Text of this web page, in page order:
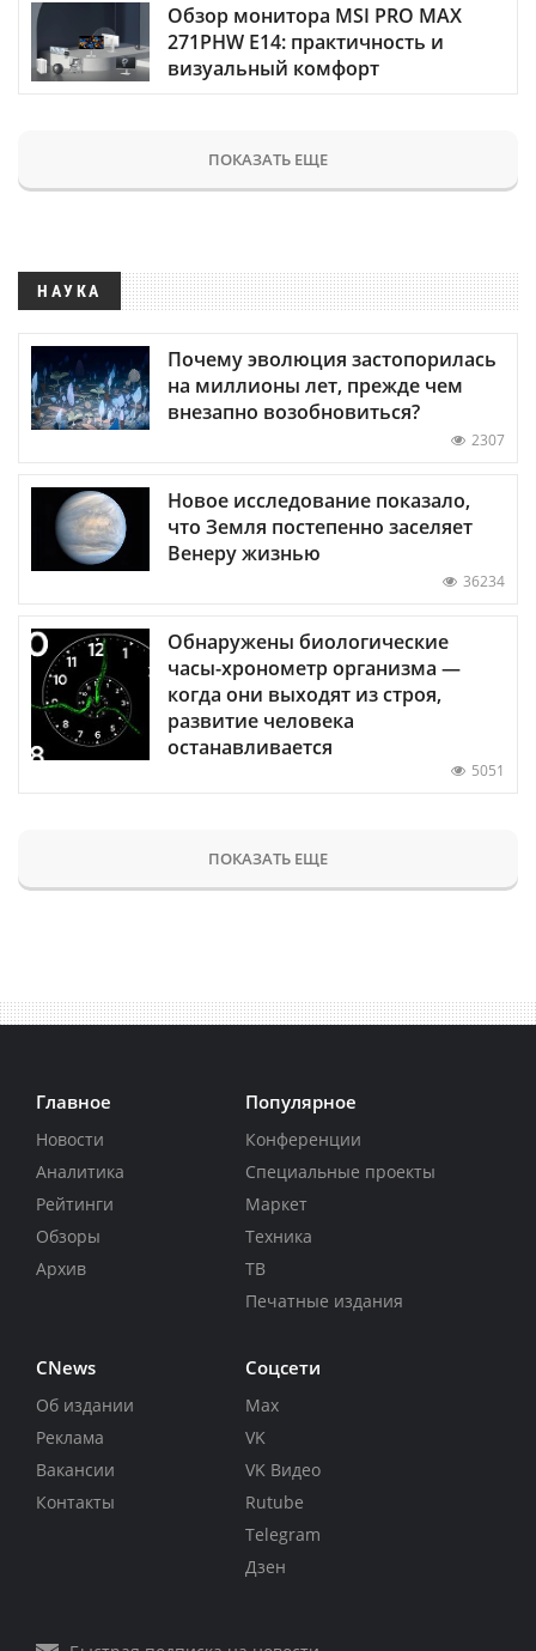
Обзор монитора MSI PRO MAX
271PHW E14: практичность и
визуальный комфорт
ПОКАЗАТЬ ЕЩЕ
НАУКА
Почему эволюция застопорилась
на миллионы лет, прежде чем
внезапно возобновиться?
2307
Новое исследование показало,
что Земля постепенно заселяет
Венеру жизнью
36234
Обнаружены биологические
часы-хронометр организма —
когда они выходят из строя,
развитие человека
останавливается
5051
ПОКАЗАТЬ ЕЩЕ
Главное
Новости
Аналитика
Рейтинги
Обзоры
Архив
Популярное
Конференции
Специальные проекты
Маркет
Техника
ТВ
Печатные издания
CNews
Об издании
Реклама
Вакансии
Контакты
Соцсети
Max
VK
VK Видео
Rutube
Telegram
Дзен